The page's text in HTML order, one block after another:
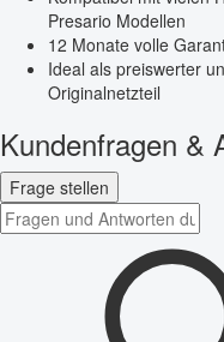
Presario Modellen
12 Monate volle
Ideal als preiswerter
Originalnetzteil
Kundenfragen &
Frage stellen